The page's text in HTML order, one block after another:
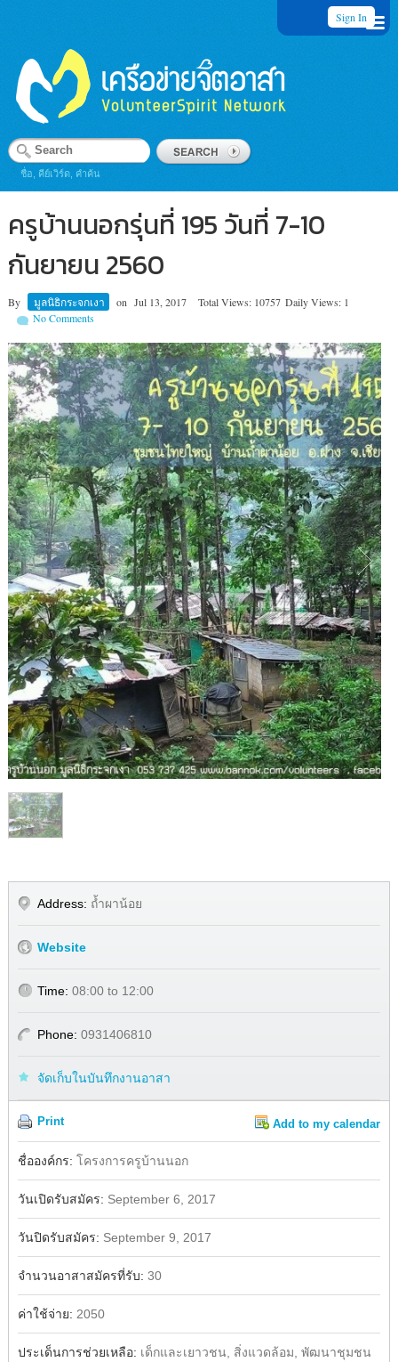
Sign In
ชื่อ, คีย์เวิร์ด, คำค้น
ครูบ้านนอกรุ่นที่ 195 วันที่ 7-10
กันยายน 2560
By มูลนิธิกระจกเงา on Jul 13, 2017 Total Views: 10757 Daily Views: 1
No Comments
1/1
Address: ถ้ำผาน้อย
Website
Time: 08:00 to 12:00
Phone: 0931406810
จัดเก็บในบันทึกงานอาสา
Print Add to my calendar
Facebook
ชื่อองค์กร: โครงการครูบ้านนอก
วันเปิดรับสมัคร: September 6, 2017
วันปิดรับสมัคร: September 9, 2017
จำนวนอาสาสมัครที่รับ: 30
ค่าใช้จ่าย: 2050
ประเด็นการช่วยเหลือ: เด็กและเยาวชน, สิ่งแวดล้อม, พัฒนาชุมชน